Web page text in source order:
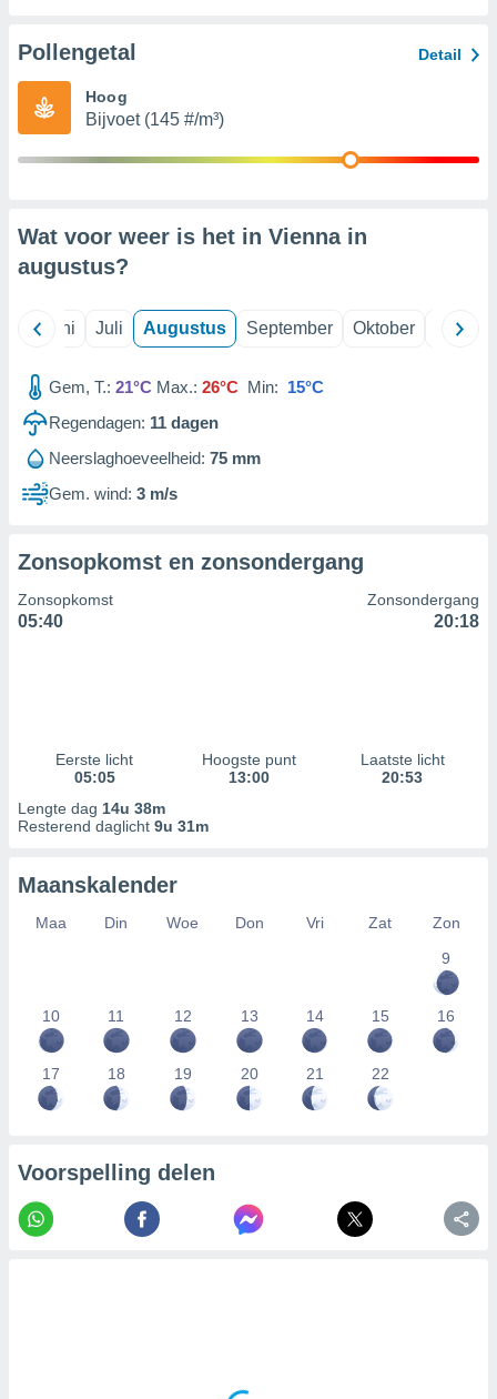
partners
Pollengetal Detail
Hoog
Bijvoet (145 #/m³)
Wat voor weer is het in Vienna in
augustus?
Juni Juli Augustus September Oktober
Gem, T.: 21°C Max.: 26°C Min: 15°C
Regendagen: 11 dagen
Neerslaghoeveelheid: 75 mm
Gem. wind: 3 m/s
Zonsopkomst en zonsondergang
Zonsopkomst
05:40
Zonsondergang
20:18
Eerste licht
05:05
Hoogste punt
13:00
Laatste licht
20:53
Lengte dag 14u 38m
Resterend daglicht 9u 31m
Maanskalender
Maa Din Woe Don Vri Zat
Zon
9
10 11 12 13 14 15 16
17 18 19 20 21 22
Voorspelling delen